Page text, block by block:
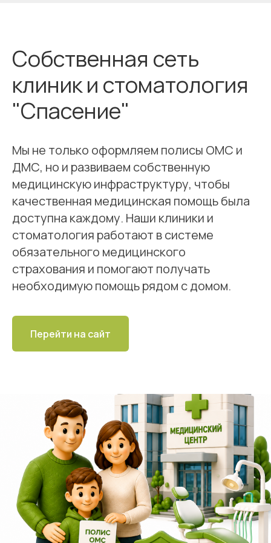
Собственная сеть
клиник и стоматология
"Спасение"
Мы не только оформляем полисы ОМС и
ДМС, но и развиваем собственную
медицинскую инфраструктуру, чтобы
качественная медицинская помощь была
доступна каждому. Наши клиники и
стоматология работают в системе
обязательного медицинского
страхования и помогают получать
необходимую помощь рядом с домом.
Перейти на сайт